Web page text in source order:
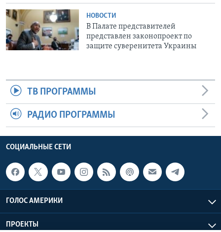
НОВОСТИ
В Палате представителей
представлен законопроект по
защите суверенитета Украины
ТВ ПРОГРАММЫ
РАДИО ПРОГРАММЫ
СОЦИАЛЬНЫЕ СЕТИ
ГОЛОС АМЕРИКИ
ПРОЕКТЫ